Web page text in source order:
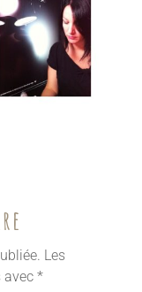
Les
avec *